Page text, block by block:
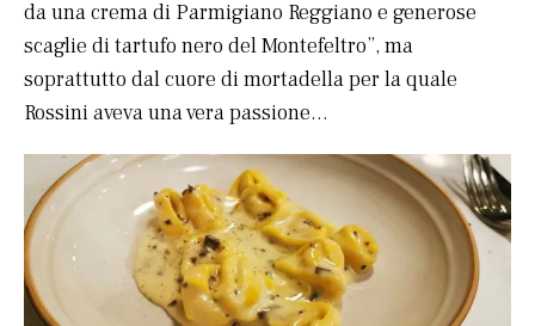
da una crema di Parmigiano Reggiano e generose
scaglie di tartufo nero del Montefeltro”, ma
soprattutto dal cuore di mortadella per la quale
Rossini aveva una vera passione…